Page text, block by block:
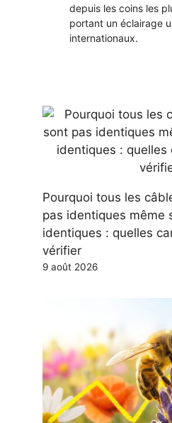
depuis les coins les
portant un éclairage
internationaux.
Pourquoi tous les
pas identiques même
identiques : quelles
vérifier
9 août 2026